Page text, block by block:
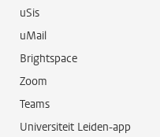
uSis
uMail
Brightspace
Zoom
Teams
Universiteit Leiden-app